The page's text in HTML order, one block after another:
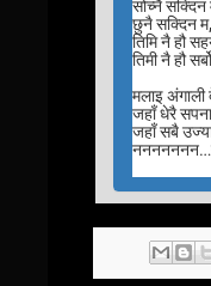
सोच्नै सक्दिन
छुनै सक्दिन म,
तिमि नै हौ
तिमी नै हौ
मलाइ अंगाली
जहाँ धेरै
जहाँ सबै